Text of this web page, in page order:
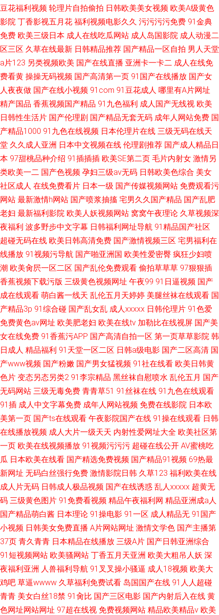
豆花福利视频 轮理片自拍偷拍 日韩欧美美女视频 欧美A级黄色
影院 丁香影视五月花 福利视频电影久久 污污污污免费 91金典
免费 欧美三级日本 成人在线吃瓜网站 成人岛国影院 成人动漫二
区三区 久草在线最新 日韩精品推荐 国产精品一区自拍 男人天堂
a片123 另类视频欧美 国产在线直播 亚洲卡一卡二 成人在线免
费看黄 操操无码视频 国产高清第一页 91国产在线播放 国产女
人夜夜做 国产在线小视频 91com 91豆花成人 哪里有A片网址
精产国品 香蕉视频国产精品 91九色福利 成人国产无线视 欧美
日韩性生活片 国产伦理剧 国产精品无套无码 成年人网站免费 国
产精品1000 91九色在线视频 日本伦理片在线 三级无码在线天
堂 久久成人亚洲 日本中文视频在线 伦理剧推荐 国产成人精品日
本 97甜桃品种介绍 91插插插 欧美SE第二页 毛片内射女 激情另
类欧美一二 国产色视频 孕妇三级av无码 日韩欧美色综合 美女
社区成人 在线免费看片 日本一级 国产传媒视频网站 免费观看污
网站 最新激情h网站 国产喷浆抽搐 宅男久久国产精品 国产乱肥
老妇 最新福利影院 欧美人妖视频网站 窝窝午夜理论 久草视频深
夜福利 波多野步中文字幕 日韩福利网址导航 91精品国产社区
超碰无码在线 欧美日韩高清免费 国产激情视频三区 宅男福利在
线播放 91视频污导航 国产啪亚洲国 欧美性爱密臀 疯狂少妇喷
潮 欧美肏屄一区二区 国产乱伦免费观看 偷拍草草草 97狠狠插
香蕉视频下载污版 三级黄色视频网址 午夜99 91日逼视频 国产
成在线观看 萌白酱一线天 乱伦五月天婷婷 美腿丝袜在线观看 国
产精品3p 91综合碰 国产乱女乱 成人xxxxx 日韩伦理片 91色爱
免费黄色av网址 欧美肥老妇 欧美在线tv 加勒比在线视屏 国产美
女在线免费 91香蕉污APP 国产高清自拍一区 第一页草草影院 韩
日成人 精品福利 91天堂一区二区 日韩a级电影 国产二区高清 国
产www视频 国产粉嫩 国产男女猛视频 91社在线看 欧美日韩黄
色片 变态另态另类2 91李宗精品 黑丝袜自慰喷水 乱伦五月 国产
无码网站 三级无毒免费 青青草51 91丝袜在线 91九色在线观看
91插 成人中文字幕免费 成年人网站视频 免费在线影院 日本欧
美第一页 国产ts在线观看 午夜影院国产在线 91操在线观看 日韩
在线播放视频 成人大片一级天天 内射性爱网址大全 欧美社区第
一页 欧美在线视频播放 91视频污污污 超碰在线公开 AV蜜桃吃
瓜 日本欧美在线看 国产精选免费视频 国产精品91视频 69热最
新网址 无码白丝强行免费 激情影院日韩 久草123 福利欧美在线
成人片无码 日韩成人极品视频 国产在线诱惑 乱人xxxxx 超黄无
码 三级黄色图片 91免费看视频 精品午夜福利网 精品亚洲成a人
国产精品萌白酱 日本理论 91操电影 91一区 成人精品无 91国产
小视频 日韩美女免费直播 A片网站网址 激情文学色 国产主播第
37页 青久青青 日本精品在线播放 三级A片 国产日韩亚洲综合
91短视频网站 欧美骚网站 丁香五月天亚洲 欧美大粗吊人妖 深
夜福利亚洲 人兽福利导航 91叉叉操小骚逼 成人18视频 欧美大
鸡吧 草逼wwww 久草福利免费试看 岛国国产在线 91人人超碰
青青 美女白丝18禁 91肏比 国产三区电影 国产内射后入在线 黄
色网址网站网址 97超在线视 免费视频网站 精品欧美精品v 欧美